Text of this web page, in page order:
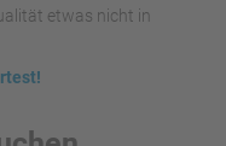
etwas nicht in